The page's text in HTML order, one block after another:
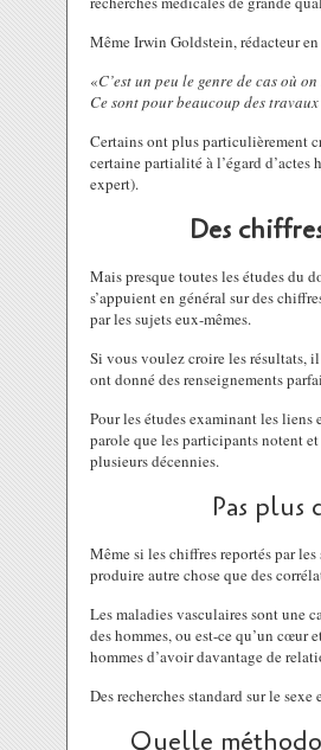
Même Irwin Goldstein, rédacteur
«C’est un peu le genre de cas où
Ce sont pour beaucoup des
Certains ont plus particulièrement
certaine partialité à l’égard d’actes
expert).
Des
Mais presque toutes les études du
s’appuient en général sur des
par les sujets eux-mêmes.
Si vous voulez croire les résultats,
ont donné des renseignements
Pour les études examinant les liens
parole que les participants notent
plusieurs décennies.
Pas plus
Même si les chiffres reportés par
produire autre chose que des
Les maladies vasculaires sont une
des hommes, ou est-ce qu’un cœur
hommes d’avoir davantage de
Des recherches standard sur le
Quelle